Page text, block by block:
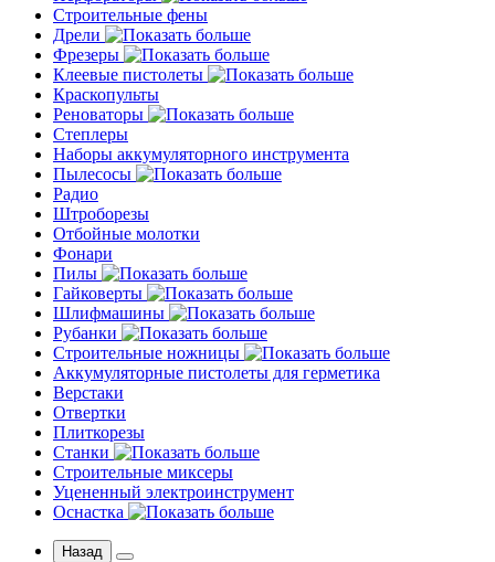
Строительные фены
Дрели
Фрезеры
Клеевые пистолеты
Краскопульты
Реноваторы
Степлеры
Наборы аккумуляторного инструмента
Пылесосы
Радио
Штроборезы
Отбойные молотки
Фонари
Пилы
Гайковерты
Шлифмашины
Рубанки
Строительные ножницы
Аккумуляторные пистолеты для герметика
Верстаки
Отвертки
Плиткорезы
Станки
Строительные миксеры
Уцененный электроинструмент
Оснастка
Назад